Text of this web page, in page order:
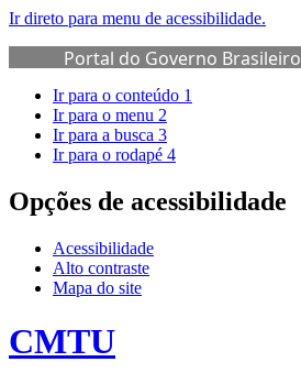
Ir direto para menu de acessibilidade.
Portal do Governo Brasileiro
de Governo
Ir para o conteúdo 1
Ir para o menu 2
Ir para a busca 3
Ir para o rodapé 4
Opções de acessibilidade
Acessibilidade
Alto contraste
Mapa do site
CMTU